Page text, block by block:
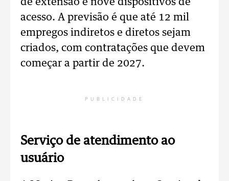
de extensão e nove dispositivos de
acesso. A previsão é que até 12 mil
empregos indiretos e diretos sejam
criados, com contratações que devem
começar a partir de 2027.
PUBLICIDADE
Serviço de atendimento ao
usuário